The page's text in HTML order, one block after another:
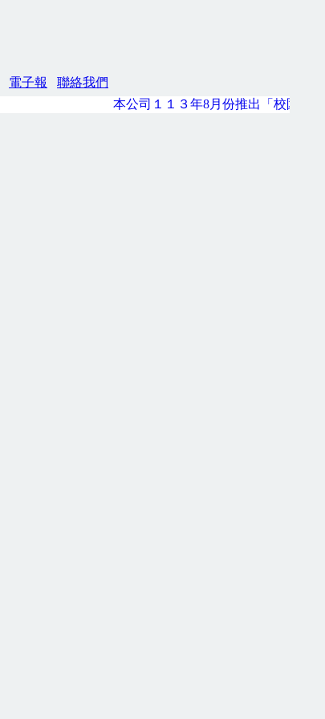
電子報
聯絡我們
本公司１１３年8月份推出「校園公